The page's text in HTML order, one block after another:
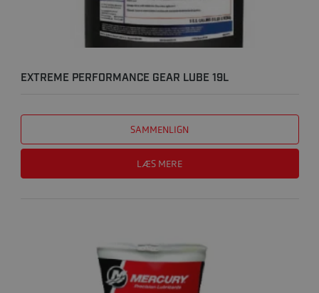
EXTREME PERFORMANCE GEAR LUBE 19L
SAMMENLIGN
LÆS MERE